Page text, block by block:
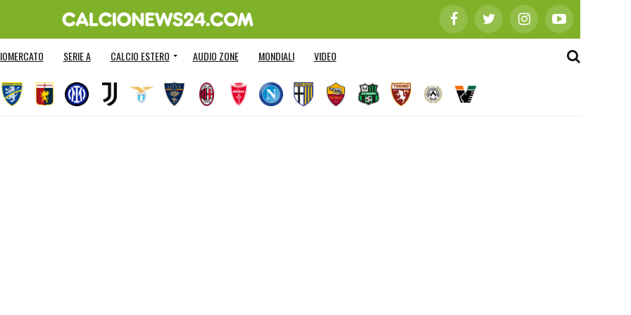
SERIE A CALCIO ESTERO AUDIO ZONE MONDIALI VIDEO